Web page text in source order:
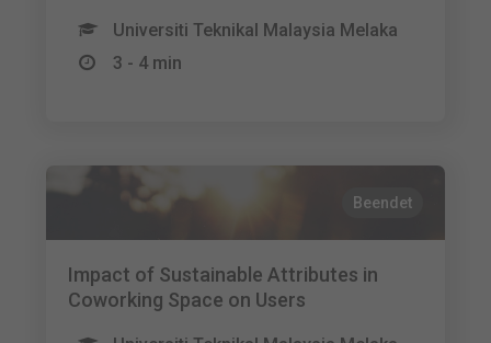
Universiti Teknikal Malaysia Melaka
3 - 4 min
Beendet
Impact of Sustainable Attributes in
Coworking Space on Users